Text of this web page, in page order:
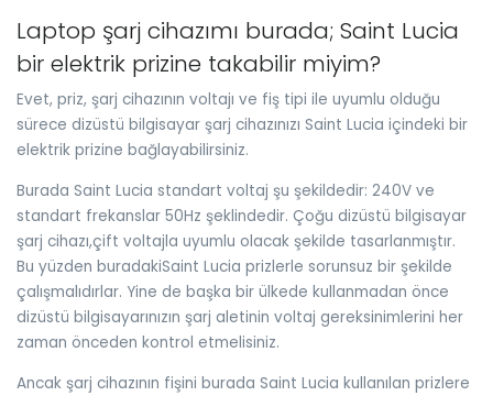
Laptop şarj cihazımı burada; Saint Lucia
bir elektrik prizine takabilir miyim?
Evet, priz, şarj cihazının voltajı ve fiş tipi ile uyumlu olduğu
sürece dizüstü bilgisayar şarj cihazınızı Saint Lucia içindeki bir
elektrik prizine bağlayabilirsiniz.
Burada Saint Lucia standart voltaj şu şekildedir: 240V ve
standart frekanslar 50Hz şeklindedir. Çoğu dizüstü bilgisayar
şarj cihazı,çift voltajla uyumlu olacak şekilde tasarlanmıştır.
Bu yüzden buradakiSaint Lucia prizlerle sorunsuz bir şekilde
çalışmalıdırlar. Yine de başka bir ülkede kullanmadan önce
dizüstü bilgisayarınızın şarj aletinin voltaj gereksinimlerini her
zaman önceden kontrol etmelisiniz.
Ancak şarj cihazının fişini burada Saint Lucia kullanılan prizlere